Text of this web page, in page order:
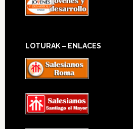
LOTURAK – ENLACES